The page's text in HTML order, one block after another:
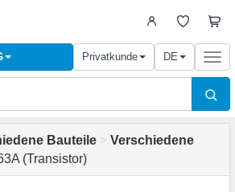
Privatkunde DE
Bauteile > Verschiedene
(Transistor)